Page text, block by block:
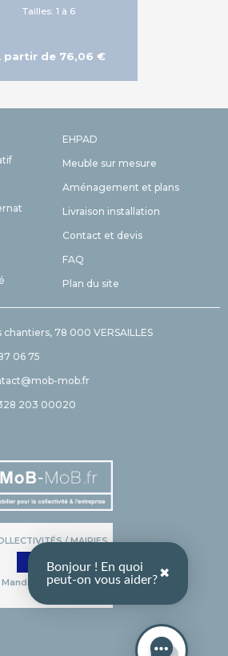
Tailles: 1 à 6
partir de 76,06 €
EHPAD
Meuble sur mesure
Aménagement et plans
Livraison installation
Contact et devis
FAQ
Plan du site
chantiers, 78 000 VERSAILLES
06 75
mob.fr
203 00020
/ MAIRIES
Mandat administratif
accepté
Bonjour ! En quoi
peut-on vous aider?✖